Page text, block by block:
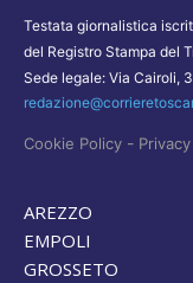
Testata giornalistica
del Registro Stampa del
Sede legale: Via Cairoli,
Cookie Policy -
AREZZO
EMPOLI
GROSSETO